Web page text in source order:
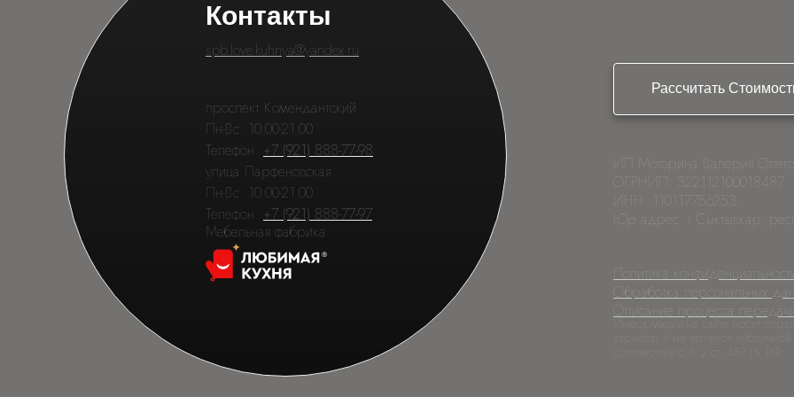
Контакты
Рассчитать
spb.love.kuhnya@yandex.ru
проспект Комендантский
Пн-Вс: 10.00-21.00
Телефон: +7 (921) 888-77-98
улица Парфёновская
Пн-Вс: 10.00-21.00
Телефон: +7 (921) 888-77-97
ИП Моторина Валерия
ОГРНИП: 322112100018487
ИНН: 110117756253
Юр адрес: г Сыктывкар,
Политика
Обработка персональных
Описание процесса
Мебельная фабрика